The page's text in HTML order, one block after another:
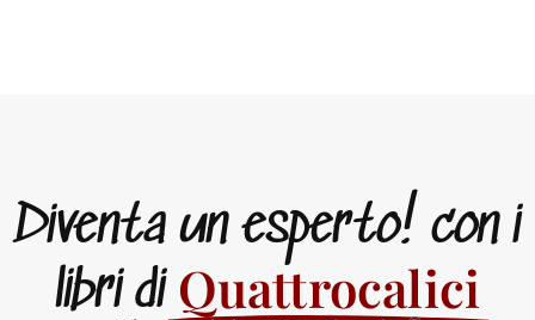
Diventa un esperto! con i
libri di Quattrocalici